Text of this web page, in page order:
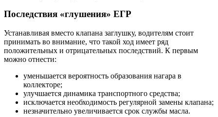
Последствия «глушения» ЕГР
Устанавливая вместо клапана заглушку, водителям стоит
принимать во внимание, что такой ход имеет ряд
положительных и отрицательных последствий. К первым
можно отнести:
уменьшается вероятность образования нагара в
коллекторе;
улучшается динамика транспортного средства;
исключается необходимость регулярной замены клапана;
незначительно увеличивается срок службы масла.